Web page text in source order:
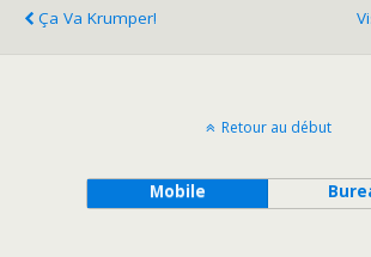
Ça Va Krumper!
Retour au début
Mobile